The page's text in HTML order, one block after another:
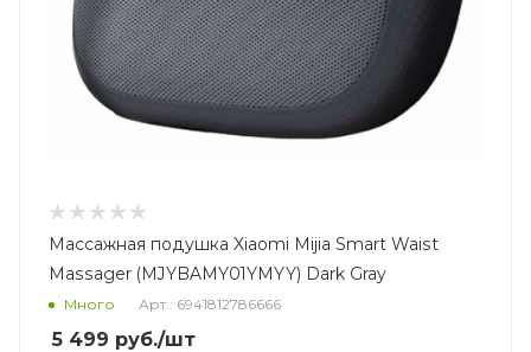
Массажная подушка Xiaomi Mijia Smart Waist
Massager (MJYBAMY01YMYY) Dark Gray
Много Арт.: 6941812786666
5 499 руб./шт